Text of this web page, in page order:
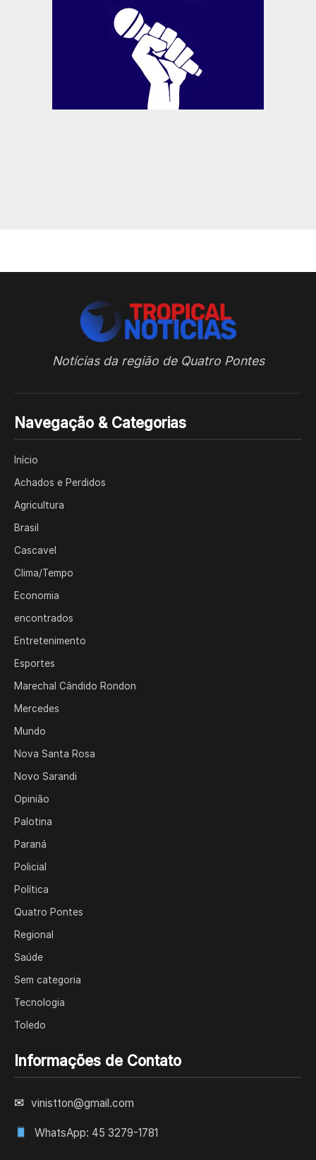
Notícias da região de Quatro Pontes
Navegação & Categorias
Início
Achados e Perdidos
Agricultura
Brasil
Cascavel
Clima/Tempo
Economia
encontrados
Entretenimento
Esportes
Marechal Cândido Rondon
Mercedes
Mundo
Nova Santa Rosa
Novo Sarandi
Opinião
Palotina
Paraná
Policial
Política
Quatro Pontes
Regional
Saúde
Sem categoria
Tecnologia
Toledo
Informações de Contato
✉ vinistton@gmail.com
WhatsApp: 45 3279-1781